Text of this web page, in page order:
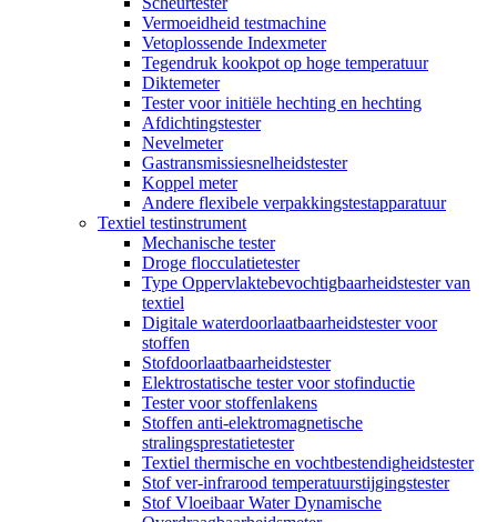
Vermoeidheid testmachine
Vetoplossende Indexmeter
Tegendruk kookpot op hoge temperatuur
Diktemeter
Tester voor initiële hechting en hechting
Afdichtingstester
Nevelmeter
Gastransmissiesnelheidstester
Koppel meter
Andere flexibele verpakkingstestapparatuur
Textiel testinstrument
Mechanische tester
Droge flocculatietester
Type Oppervlaktebevochtigbaarheidstester van
textiel
Digitale waterdoorlaatbaarheidstester voor
stoffen
Stofdoorlaatbaarheidstester
Elektrostatische tester voor stofinductie
Tester voor stoffenlakens
Stoffen anti-elektromagnetische
stralingsprestatietester
Textiel thermische en vochtbestendigheidstester
Stof ver-infrarood temperatuurstijgingstester
Stof Vloeibaar Water Dynamische